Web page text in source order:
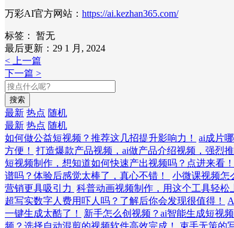
万彩AI官方网站： https://ai.kezhan365.com/
标签：
暂无
最后更新：29 1 月, 2024
< 上一篇
下一篇 >
搜索
最新 热点 随机
最新 热点 随机
如何做公益短视频？推荐这几招提升影响力！
ai成片
方便！
打造爆款产品视频，ai做产品介绍视频，强烈推
短视频制作，想知道如何快速产出视频吗？点进来看！
谱吗？体验后感觉太棒了，真心不错！
小微课视频怎
营销更具吸引力 科普动画视频制作，用这个工具轻松
超写实数字人费用吓人吗？了解后你会发现很值得！
一键生成太酷了！
新手怎么创视频？ai智能生成短视频
频？选择自动混剪的视频软件高效完成！
束手无策的